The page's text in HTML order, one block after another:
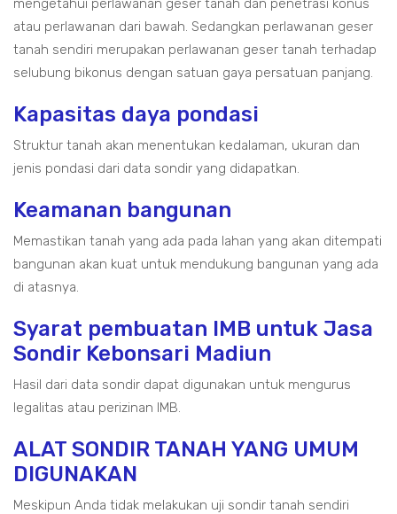
mengetahui perlawanan geser tanah dan penetrasi konus
atau perlawanan dari bawah. Sedangkan perlawanan geser
tanah sendiri merupakan perlawanan geser tanah terhadap
selubung bikonus dengan satuan gaya persatuan panjang.
Kapasitas daya pondasi
Struktur tanah akan menentukan kedalaman, ukuran dan
jenis pondasi dari data sondir yang didapatkan.
Keamanan bangunan
Memastikan tanah yang ada pada lahan yang akan ditempati
bangunan akan kuat untuk mendukung bangunan yang ada
di atasnya.
Syarat pembuatan IMB untuk Jasa
Sondir Kebonsari Madiun
Hasil dari data sondir dapat digunakan untuk mengurus
legalitas atau perizinan IMB.
ALAT SONDIR TANAH YANG UMUM
DIGUNAKAN
Meskipun Anda tidak melakukan uji sondir tanah sendiri